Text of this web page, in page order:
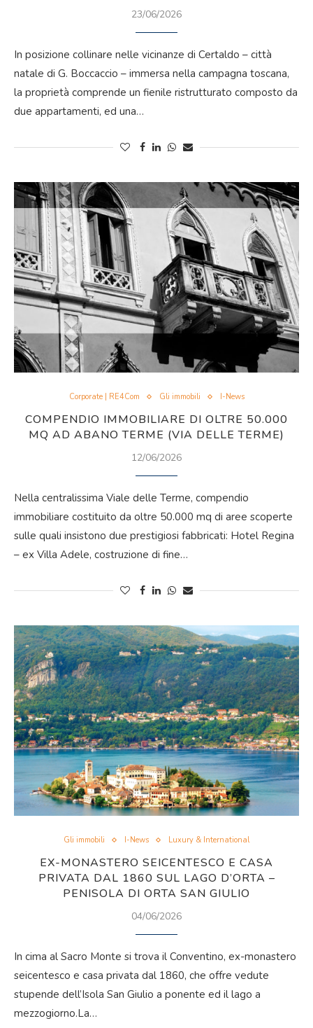
23/06/2026
In posizione collinare nelle vicinanze di Certaldo – città
natale di G. Boccaccio – immersa nella campagna toscana,
la proprietà comprende un fienile ristrutturato composto da
due appartamenti, ed una…
Corporate | RE4Com Gli immobili I-News
COMPENDIO IMMOBILIARE DI OLTRE 50.000
MQ AD ABANO TERME (VIA DELLE TERME)
12/06/2026
Nella centralissima Viale delle Terme, compendio
immobiliare costituito da oltre 50.000 mq di aree scoperte
sulle quali insistono due prestigiosi fabbricati: Hotel Regina
– ex Villa Adele, costruzione di fine…
Gli immobili I-News Luxury & International
EX-MONASTERO SEICENTESCO E CASA
PRIVATA DAL 1860 SUL LAGO D’ORTA –
PENISOLA DI ORTA SAN GIULIO
04/06/2026
In cima al Sacro Monte si trova il Conventino, ex-monastero
seicentesco e casa privata dal 1860, che offre vedute
stupende dell’Isola San Giulio a ponente ed il lago a
mezzogiorno.La…